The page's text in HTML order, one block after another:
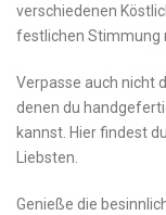
verschiedenen⁣
festlichen Stimmung
Verpasse ⁤auch nicht
‌denen ⁤du⁤
kannst. Hier ​findest
Liebsten.
Genieße die